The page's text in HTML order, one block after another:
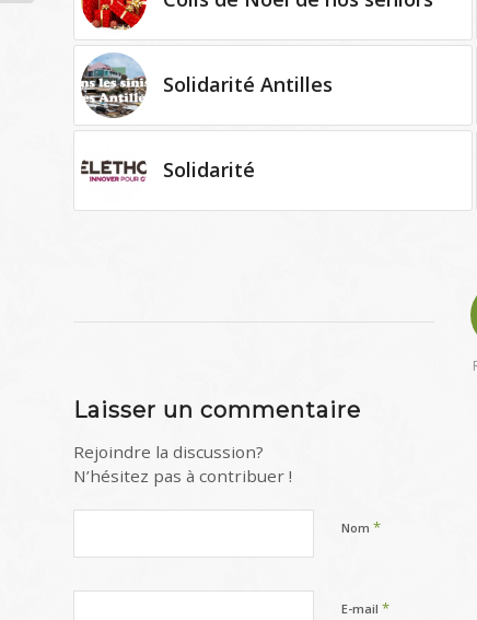
Solidarité Antilles
Solidarité
Laisser un commentaire
Rejoindre la discussion?
N’hésitez pas à contribuer !
Nom *
E-mail *